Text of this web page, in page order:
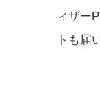
ィザー
トも届